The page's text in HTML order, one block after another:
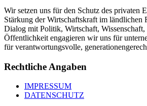
Wir setzen uns für den Schutz des privaten
Stärkung der Wirtschaftskraft im ländlichen
Dialog mit Politik, Wirtschaft, Wissenschaft,
Öffentlichkeit engagieren wir uns für
für verantwortungsvolle,
Rechtliche Angaben
IMPRESSUM
DATENSCHUTZ